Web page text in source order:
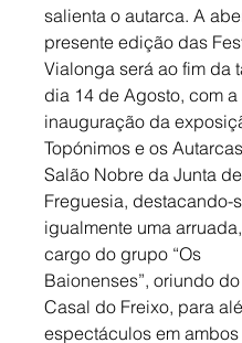
salienta o autarca. A
presente edição das
Vialonga será ao fim da
dia 14 de Agosto, com a
inauguração da
Topónimos e os
Salão Nobre da Junta de
Freguesia, destacando-
igualmente uma
cargo do grupo “Os
Baionenses”, oriundo
Casal do Freixo, para
espectáculos em ambos